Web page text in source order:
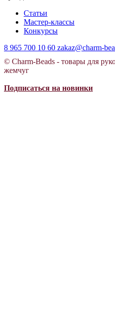
Статьи
Мастер-классы
Конкурсы
8 965 700 10 60 zakaz@charm-
© Charm-Beads - товары для
жемчуг
Подписаться на новинки